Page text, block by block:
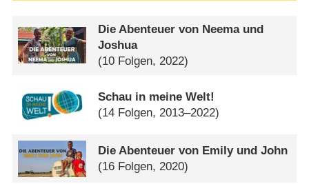
Die Abenteuer von Neema und
Joshua
(10 Folgen, 2022)
Schau in meine Welt!
(14 Folgen, 2013–2022)
Die Abenteuer von Emily und John
(16 Folgen, 2020)